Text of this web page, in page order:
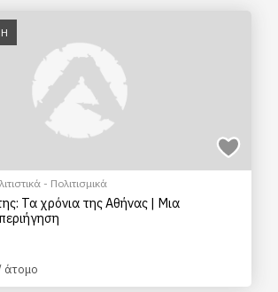
- Πολιτισμικά
Τα χρόνια της Αθήνας | Μια
άτομο